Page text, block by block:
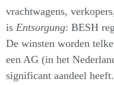
vrachtwagens,
is Entsorgung: BESH
De winsten worden
een AG (in het
significant aandeel